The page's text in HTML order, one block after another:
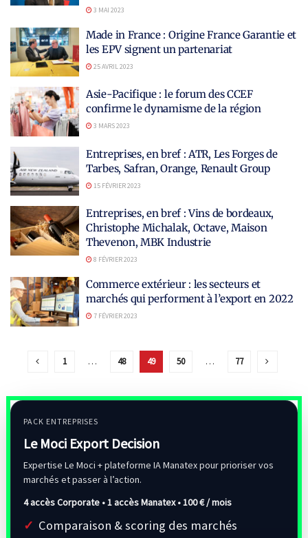
3 MAI 2023
Made in France : Origine France Garantie et
les EPV signent un partenariat
25 AVRIL 2023
Asie-Pacifique : le forum des CCEF
confirme le dynamisme de la région
3 MARS 2023
Entreprises, en bref : ATR, Les Forges de
Tarbes, Safran, Orange, Renault Group
15 FÉVRIER 2023
Entreprises, en bref : Vins de bordeaux,
Christophe Michalak, Octave, Maison
Thevenon, MBK Industrie
8 FÉVRIER 2023
Commerce extérieur : les secteurs et
marchés qui performent à l’export en 2022
7 FÉVRIER 2023
1 … 48 49 50 … 77
PACK ENTREPRISES
Le Moci Export Decision
Expertise Le Moci + plateforme IA Manatex pour prioriser vos
marchés et passer à l’action.
4 accès Corporate • 1 accès Manatex •100 € / mois
Comparaison & scoring des marchés